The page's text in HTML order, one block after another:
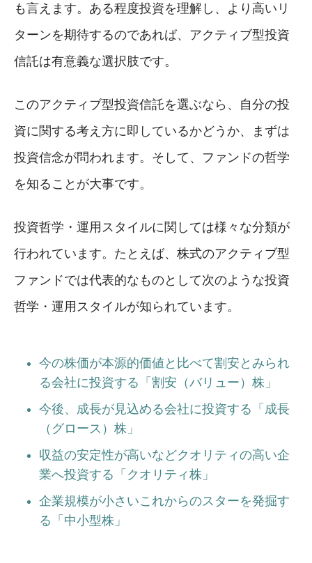
も言えます。ある程度投資を理解し、より高いリ
ターンを期待するのであれば、アクティブ型投資
信託は有意義な選択肢です。
このアクティブ型投資信託を選ぶなら、自分の投
資に関する考え方に即しているかどうか、まずは
投資信念が問われます。そして、ファンドの哲学
を知ることが大事です。
投資哲学・運用スタイルに関しては様々な分類が
行われています。たとえば、株式のアクティブ型
ファンドでは代表的なものとして次のような投資
哲学・運用スタイルが知られています。
今の株価が本源的価値と比べて割安とみられ
る会社に投資する「割安（バリュー）株」
今後、成長が見込める会社に投資する「成長
（グロース）株」
収益の安定性が高いなどクオリティの高い企
業へ投資する「クオリティ株」
企業規模が小さいこれからのスターを発掘す
る「中小型株」